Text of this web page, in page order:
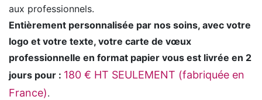
aux professionnels.
Entièrement personnalisée par nos soins, avec votre
logo et votre texte, votre carte de vœux
professionnelle en format papier vous est livrée en 2
jours pour : 180 € HT SEULEMENT (fabriquée en
France).